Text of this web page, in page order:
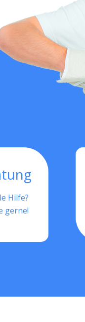
Hilfe?
gerne!